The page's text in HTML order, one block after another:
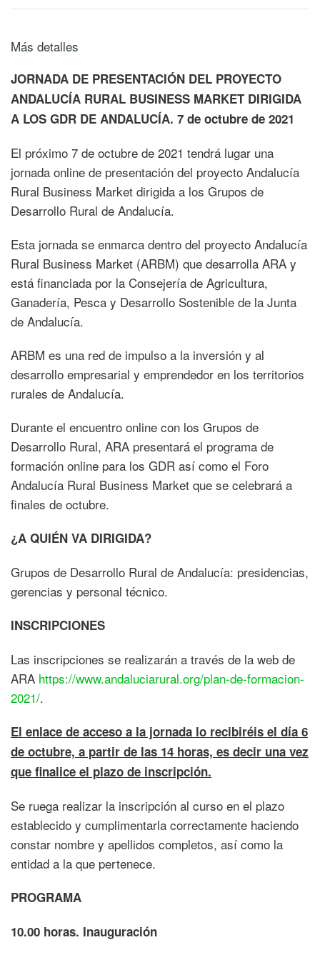
Más detalles
JORNADA DE PRESENTACIÓN DEL PROYECTO
ANDALUCÍA RURAL BUSINESS MARKET DIRIGIDA
A LOS GDR DE ANDALUCÍA. 7 de octubre de 2021
El próximo 7 de octubre de 2021 tendrá lugar una
jornada online de presentación del proyecto Andalucía
Rural Business Market dirigida a los Grupos de
Desarrollo Rural de Andalucía.
Esta jornada se enmarca dentro del proyecto Andalucía
Rural Business Market (ARBM) que desarrolla ARA y
está financiada por la Consejería de Agricultura,
Ganadería, Pesca y Desarrollo Sostenible de la Junta
de Andalucía.
ARBM es una red de impulso a la inversión y al
desarrollo empresarial y emprendedor en los territorios
rurales de Andalucía.
Durante el encuentro online con los Grupos de
Desarrollo Rural, ARA presentará el programa de
formación online para los GDR así como el Foro
Andalucía Rural Business Market que se celebrará a
finales de octubre.
¿A QUIÉN VA DIRIGIDA?
Grupos de Desarrollo Rural de Andalucía: presidencias,
gerencias y personal técnico.
INSCRIPCIONES
Las inscripciones se realizarán a través de la web de
ARA https://www.andaluciarural.org/plan-de-formacion-
2021/.
El enlace de acceso a la jornada lo recibiréis el día 6
de octubre, a partir de las 14 horas, es decir una vez
que finalice el plazo de inscripción.
Se ruega realizar la inscripción al curso en el plazo
establecido y cumplimentarla correctamente haciendo
constar nombre y apellidos completos, así como la
entidad a la que pertenece.
PROGRAMA
10.00 horas. Inauguración